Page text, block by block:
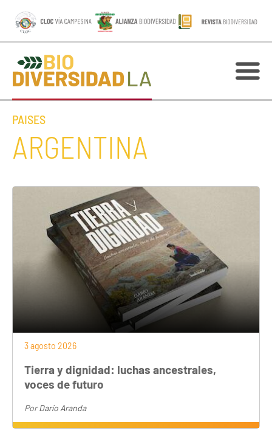
PAISES
ARGENTINA
3 agosto 2026
Tierra y dignidad: luchas ancestrales,
voces de futuro
PorDarío Aranda